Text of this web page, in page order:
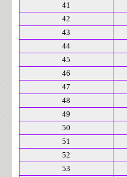
41
42
43
44
45
46
47
48
49
50
51
52
53